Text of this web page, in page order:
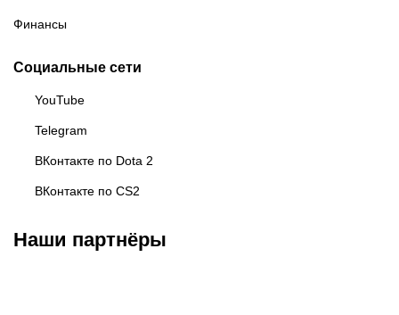
Финансы
Социальные сети
YouTube
Telegram
ВКонтакте по Dota 2
ВКонтакте по CS2
Наши партнёры